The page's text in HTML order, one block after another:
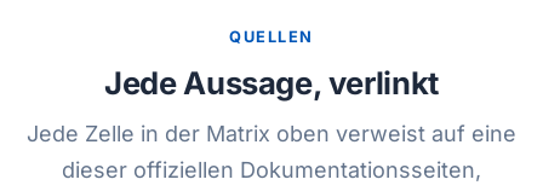
QUELLEN
Jede Aussage, verlinkt
Jede Zelle in der Matrix oben verweist auf eine
dieser offiziellen Dokumentationsseiten,